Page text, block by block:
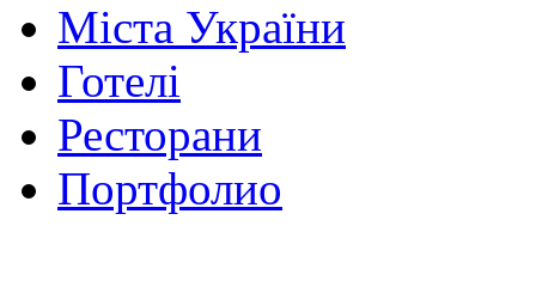
Міста України
Готелі
Ресторани
Портфолио